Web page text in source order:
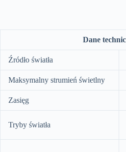
Dane
Źródło światła
Maksymalny strumień świetlny
Zasięg
Tryby światła